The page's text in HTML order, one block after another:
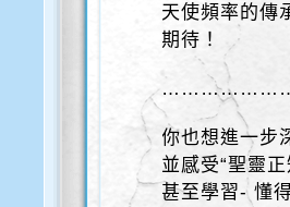
天使頻率的傳
期待！
你也想進一步
並感受“聖靈
甚至學習- 懂